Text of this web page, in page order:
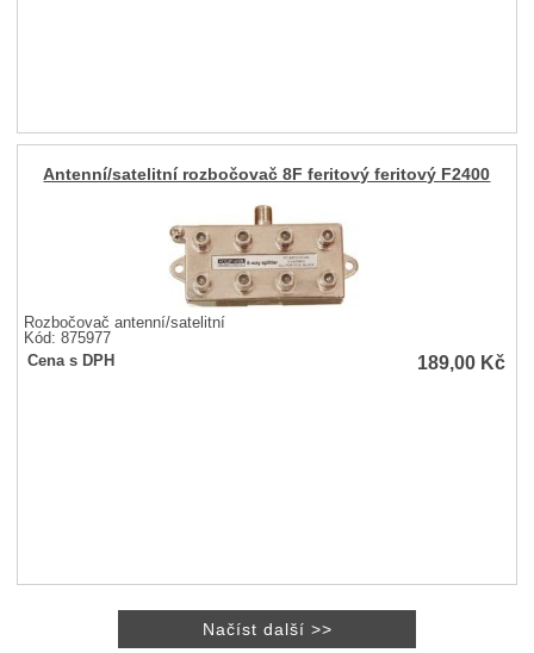
Antenní/satelitní rozbočovač 8F feritový feritový F2400
Rozbočovač antenní/satelitní
Kód: 875977
Cena s DPH
189,00 Kč